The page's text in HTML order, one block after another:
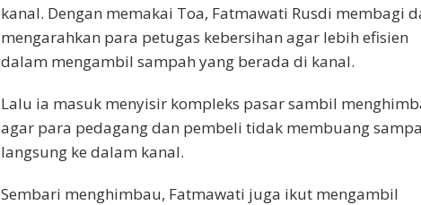
kanal. Dengan memakai Toa, Fatmawati Rusdi membagi
mengarahkan para petugas kebersihan agar lebih efisien
dalam mengambil sampah yang berada di kanal.
Lalu ia masuk menyisir kompleks pasar sambil
agar para pedagang dan pembeli tidak membuang
langsung ke dalam kanal.
Sembari menghimbau, Fatmawati juga ikut mengambil